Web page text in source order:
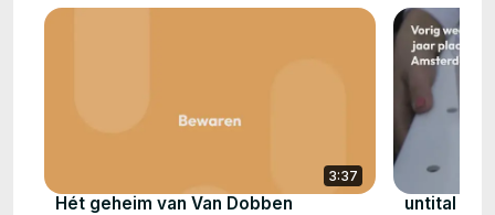
3:37
Hét geheim van Van Dobben untital